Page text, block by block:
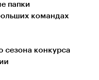
папки
командах
сезона конкурса